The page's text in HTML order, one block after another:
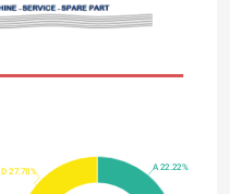
A 22.22%
D 27.78%